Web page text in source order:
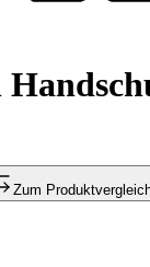
Zum